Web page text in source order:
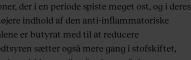
der i en periode spiste meget ost, og i deres
indhold af den anti-inflammatoriske
er butyrat med til at reducere
sætter også mere gang i stofskiftet,